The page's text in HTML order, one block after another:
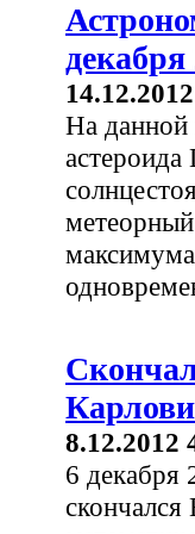
декабря
На данной
8.12.2012
6 декабря